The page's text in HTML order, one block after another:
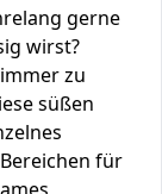
gerne
wirst?
zu
süßen
für